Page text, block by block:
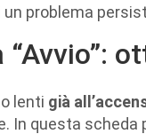
problema
“Avvio”:
lenti già
In questa scheda